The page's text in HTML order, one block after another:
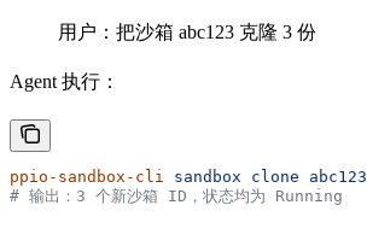
用户：把沙箱 abc123 克隆 3 份
Agent 执行：
ppio-sandbox-cli sandbox clone abc123
# 输出：3 个新沙箱 ID，状态均为 Running